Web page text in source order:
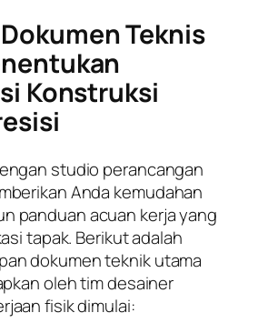
Teknis
Konstruksi
studio perancangan
Anda kemudahan
panduan acuan kerja yang
tapak. Berikut adalah
dokumen teknik utama
oleh tim desainer
fisik dimulai: